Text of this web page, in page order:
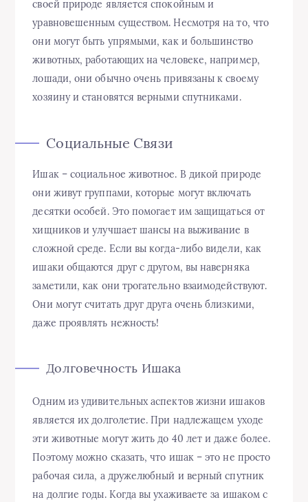
своей природе является спокойным и
уравновешенным существом. Несмотря на то, что
они могут быть упрямыми, как и большинство
животных, работающих на человеке, например,
лошади, они обычно очень привязаны к своему
хозяину и становятся верными спутниками.
Социальные Связи
Ишак – социальное животное. В дикой природе
они живут группами, которые могут включать
десятки особей. Это помогает им защищаться от
хищников и улучшает шансы на выживание в
сложной среде. Если вы когда-либо видели, как
ишаки общаются друг с другом, вы наверняка
заметили, как они трогательно взаимодействуют.
Они могут считать друг друга очень близкими,
даже проявлять нежность!
Долговечность Ишака
Одним из удивительных аспектов жизни ишаков
является их долголетие. При надлежащем уходе
эти животные могут жить до 40 лет и даже более.
Поэтому можно сказать, что ишак – это не просто
рабочая сила, а дружелюбный и верный спутник
на долгие годы. Когда вы ухаживаете за ишаком с